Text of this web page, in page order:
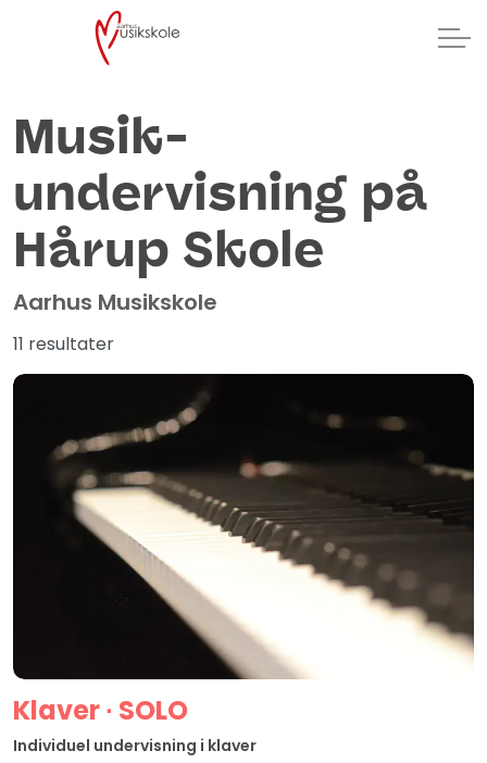
Musik­
undervisning på
Hårup Skole
Aarhus Musikskole
11 resultater
Klaver ∙ SOLO
Individuel undervisning i klaver